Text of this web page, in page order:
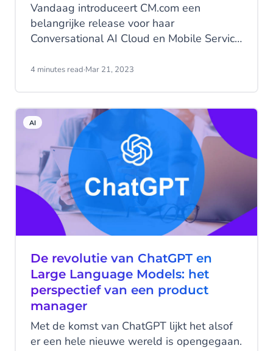
Vandaag introduceert CM.com een
belangrijke release voor haar
Conversational AI Cloud en Mobile Service
hebben we generative AI
waarop we intent-classificatie uitvoeren
volledig herzien, waardoor de multi-
engine NLU van Conversational AI Cloud
verder is verbeterd. Ondertussen hebben
onze teams hard gewerkt aan de
introductie van gesprekssamenvattingen
in CM.com's Mobile Service Cloud.
4 minutes read·Mar 21, 2023
AI
De revolutie van ChatGPT en
Large Language Models: het
perspectief van een product
manager
Met de komst van ChatGPT lijkt het alsof
er een hele nieuwe wereld is opengegaan.